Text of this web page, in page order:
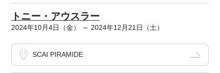
トニー・アウスラー
2024年10月4日（金） ～ 2024年12月21日（土）
SCAI PIRAMIDE